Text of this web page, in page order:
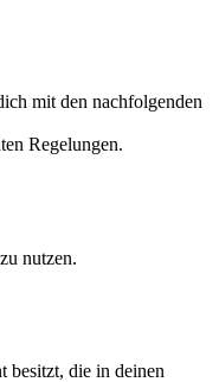
mit den nachfolgenden
Regelungen.
nutzen.
besitzt, die in deinen